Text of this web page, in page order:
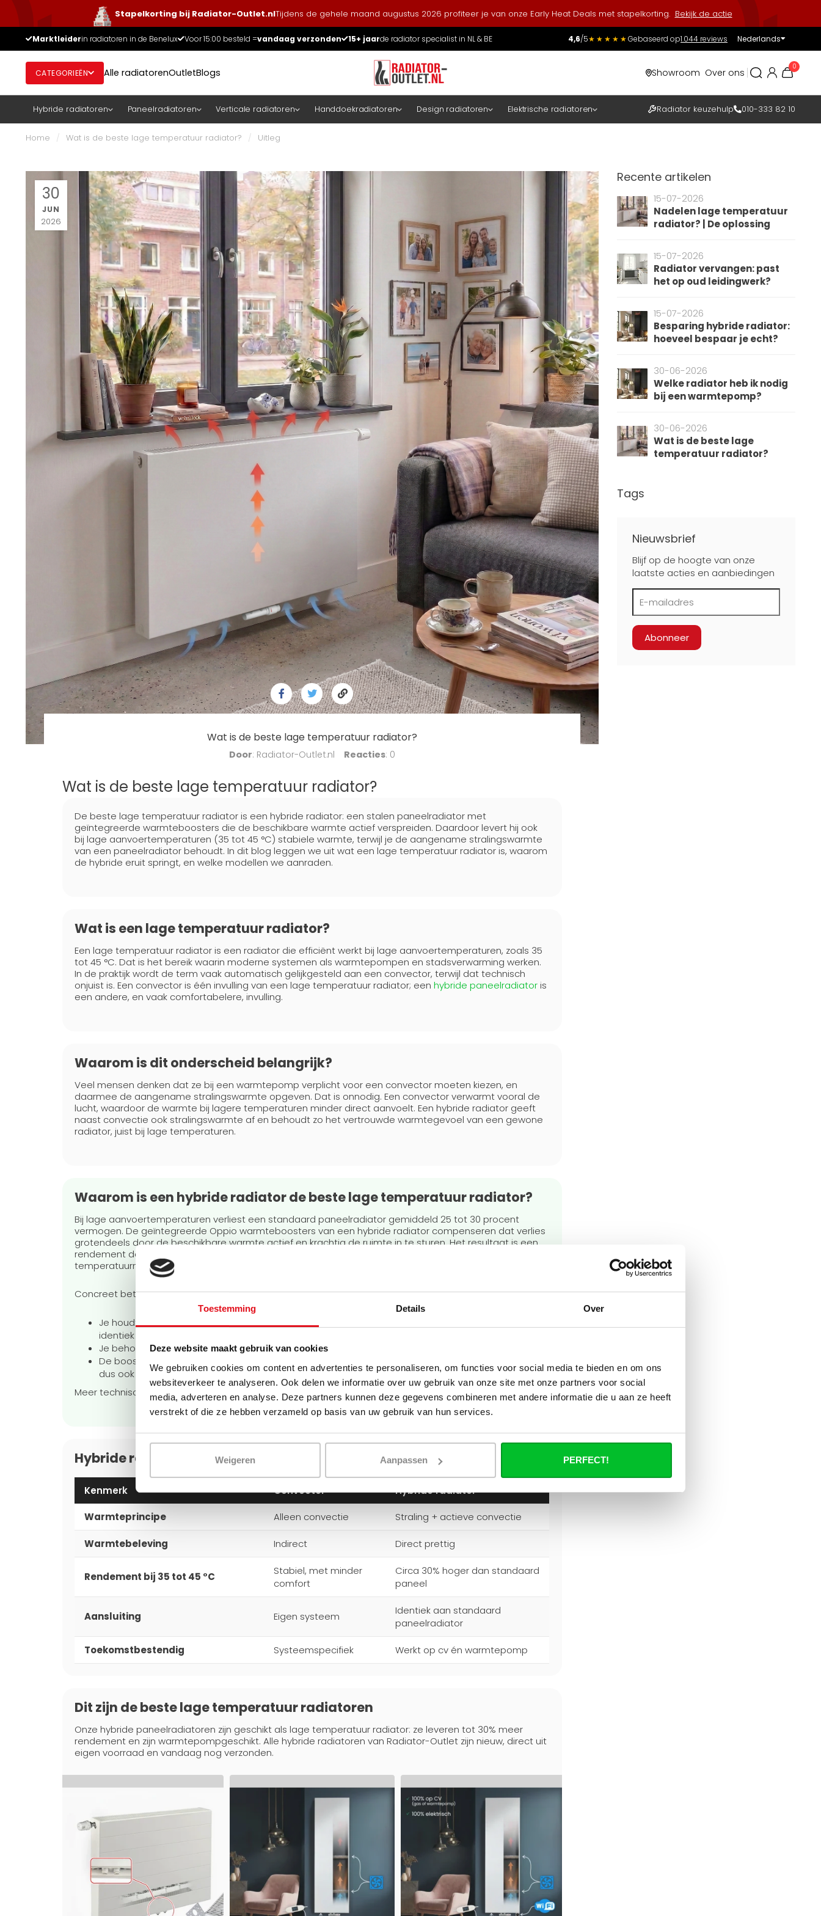
Toestemming Details Over
Deze website maakt gebruik van cookies
We gebruiken cookies om content en advertenties te personaliseren, om functies voor social media te bieden en om ons
websiteverkeer te analyseren. Ook delen we informatie over uw gebruik van onze site met onze partners voor social
media, adverteren en analyse. Deze partners kunnen deze gegevens combineren met andere informatie die u aan ze heeft
verstrekt of die ze hebben verzameld op basis van uw gebruik van hun services.
Weigeren Aanpassen PERFECT!
Stapelkorting bij Radiator-Outlet.nlTijdens de gehele maand augustus 2026 profiteer je van onze Early Heat Deals met stapelkorting. Bekijk de actie
Marktleiderin radiatoren in de Benelux Voor 15:00 besteld =vandaag verzonden 15+ jaarde radiator specialist in NL & BE 4,6/5★★★★★Gebaseerd op1.044 reviews Nederlands
CATEGORIEËN Alle radiatorenOutletBlogs Showroom Over ons
0
Hybride radiatoren Paneelradiatoren Verticale radiatoren Handdoekradiatoren Design radiatoren Elektrische radiatoren Radiator keuzehulp 010-333 82 10
Home / Wat is de beste lage temperatuur radiator? / Uitleg
30
JUN
2026
Wat is de beste lage temperatuur radiator?
Door: Radiator-Outlet.nl Reacties: 0
Wat is de beste lage temperatuur radiator?
De beste lage temperatuur radiator is een hybride radiator: een stalen paneelradiator met
geïntegreerde warmteboosters die de beschikbare warmte actief verspreiden. Daardoor levert hij ook
bij lage aanvoertemperaturen (35 tot 45 °C) stabiele warmte, terwijl je de aangename stralingswarmte
van een paneelradiator behoudt. In dit blog leggen we uit wat een lage temperatuur radiator is, waarom
de hybride eruit springt, en welke modellen we aanraden.
Wat is een lage temperatuur radiator?
Een lage temperatuur radiator is een radiator die efficiënt werkt bij lage aanvoertemperaturen, zoals 35
tot 45 °C. Dat is het bereik waarin moderne systemen als warmtepompen en stadsverwarming werken.
In de praktijk wordt de term vaak automatisch gelijkgesteld aan een convector, terwijl dat technisch
onjuist is. Een convector is één invulling van een lage temperatuur radiator; een hybride paneelradiatoris
een andere, en vaak comfortabelere, invulling.
Waarom is dit onderscheid belangrijk?
Veel mensen denken dat ze bij een warmtepomp verplicht voor een convector moeten kiezen, en
daarmee de aangename stralingswarmte opgeven. Dat is onnodig. Een convector verwarmt vooral de
lucht, waardoor de warmte bij lagere temperaturen minder direct aanvoelt. Een hybride radiator geeft
naast convectie ook stralingswarmte af en behoudt zo het vertrouwde warmtegevoel van een gewone
radiator, juist bij lage temperaturen.
Waarom is een hybride radiator de beste lage temperatuur radiator?
Bij lage aanvoertemperaturen verliest een standaard paneelradiator gemiddeld 25 tot 30 procent
vermogen. De geïntegreerde Oppio warmteboosters van een hybride radiator compenseren dat verlies
grotendeels door de beschikbare warmte actief en krachtig de ruimte in te sturen. Het resultaat is een
rendement dat circa 30% hoger ligt dan dat van een standaard paneelradiator, bij elk
temperatuurniveau.
Concreet betekent dit voor jou:
Je houdt de radiator op zijn normale formaat en past het leidingwerk niet aan; de aansluitingen zijn
identiek aan een standaard paneelradiator.
Je behoudt de comfortabele stralingswarmte, ook bij een warmtepomp.
De boosters zijn stil (minder dan 20 decibel) en blijven actief zolang de plaat warmer is dan 30 °C,
dus ook nadat de warmtepomp of cv-ketel is gestopt.
Meer technische uitleg vind je op de categoriepagina
hybride lage temperatuur radiatoren
Hybride radiator vs. convector als lage temperatuur radiator
Kenmerk Convector Hybride radiator
Warmteprincipe Alleen convectie Straling + actieve convectie
Warmtebeleving Indirect Direct prettig
Rendement bij 35 tot 45 °C
Stabiel, met minder
comfort
Circa 30% hoger dan standaard
paneel
Aansluiting Eigen systeem
Identiek aan standaard
paneelradiator
Toekomstbestendig Systeemspecifiek Werkt op cv én warmtepomp
Dit zijn de beste lage temperatuur radiatoren
Onze hybride paneelradiatoren zijn geschikt als lage temperatuur radiator: ze leveren tot 30% meer
rendement en zijn warmtepompgeschikt. Alle hybride radiatoren van Radiator-Outlet zijn nieuw, direct uit
eigen voorraad en vandaag nog verzonden.
Recente artikelen
15-07-2026
Nadelen lage temperatuur
radiator? | De oplossing
15-07-2026
Radiator vervangen: past
het op oud leidingwerk?
15-07-2026
Besparing hybride radiator:
hoeveel bespaar je echt?
30-06-2026
Welke radiator heb ik nodig
bij een warmtepomp?
30-06-2026
Wat is de beste lage
temperatuur radiator?
Tags
Nieuwsbrief
Blijf op de hoogte van onze
laatste acties en aanbiedingen
Abonneer